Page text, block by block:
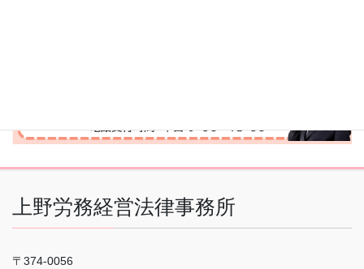
上野労務経営法律事務所
〒374-0056